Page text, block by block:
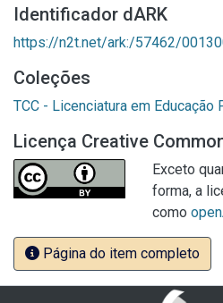
Identificador dARK
https://n2t.net/ark:/57462/
Coleções
TCC - Licenciatura em Educação
Licença Creative
Exceto
forma, a
como
Página do item completo